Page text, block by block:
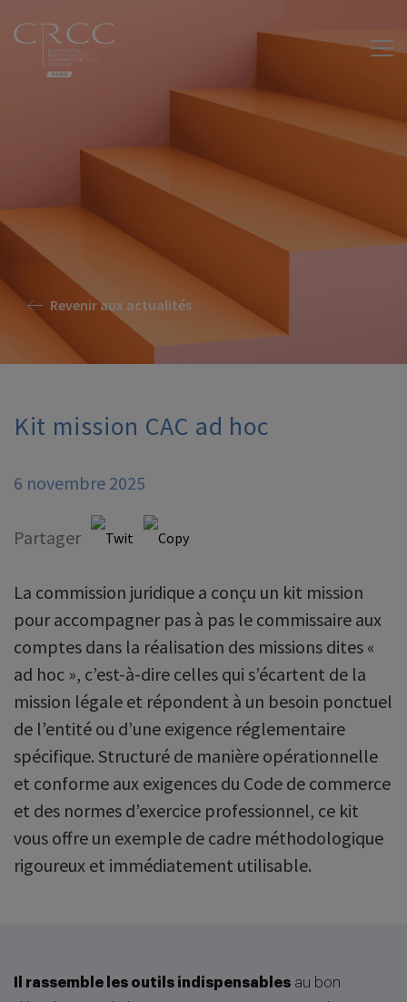
Revenir aux actualités
Kit mission CAC ad hoc
6 novembre 2025
Partager
La commission juridique a conçu un kit mission
pour accompagner pas à pas le commissaire aux
comptes dans la réalisation des missions dites «
ad hoc », c’est-à-dire celles qui s’écartent de la
mission légale et répondent à un besoin ponctuel
de l’entité ou d’une exigence réglementaire
spécifique. Structuré de manière opérationnelle
et conforme aux exigences du Code de commerce
et des normes d’exercice professionnel, ce kit
vous offre un exemple de cadre méthodologique
rigoureux et immédiatement utilisable.
Il rassemble les outils indispensables au bon